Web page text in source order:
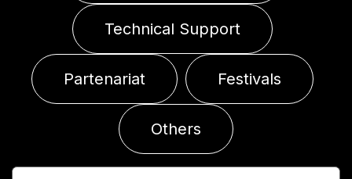
Technical Support
Partenariat Festivals
Others